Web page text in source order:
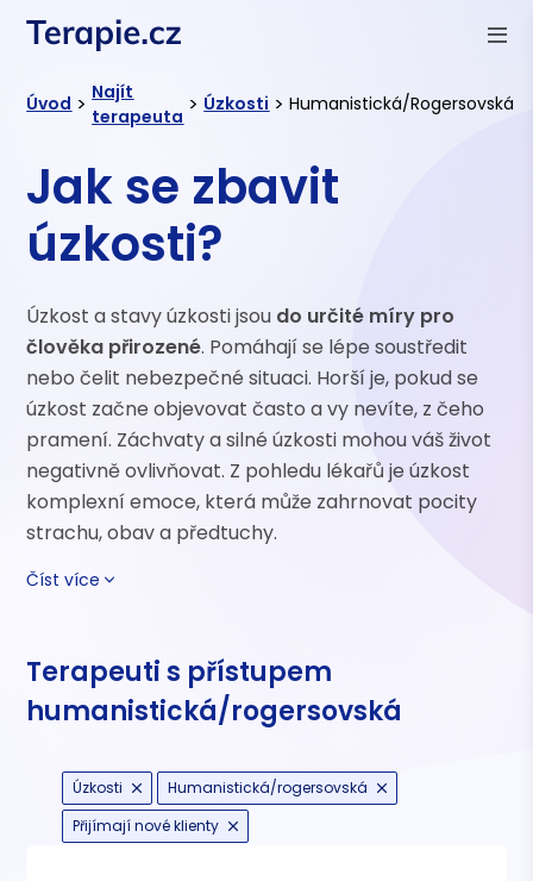
Úvod > Najít
terapeuta > Úzkosti > Humanistická/Rogersovská
Jak se zbavit
úzkosti?
Úzkost a stavy úzkosti jsou do určité míry pro
člověka přirozené. Pomáhají se lépe soustředit
nebo čelit nebezpečné situaci. Horší je, pokud se
úzkost začne objevovat často a vy nevíte, z čeho
pramení. Záchvaty a silné úzkosti mohou váš život
negativně ovlivňovat. Z pohledu lékařů je úzkost
komplexní emoce, která může zahrnovat pocity
strachu, obav a předtuchy.
Číst více
Terapeuti s přístupem
humanistická/rogersovská
Úzkosti
Humanistická/rogersovská
Přijímají nové klienty